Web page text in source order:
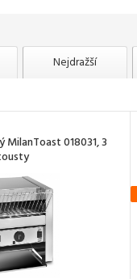
Nejdražší
018031, 3